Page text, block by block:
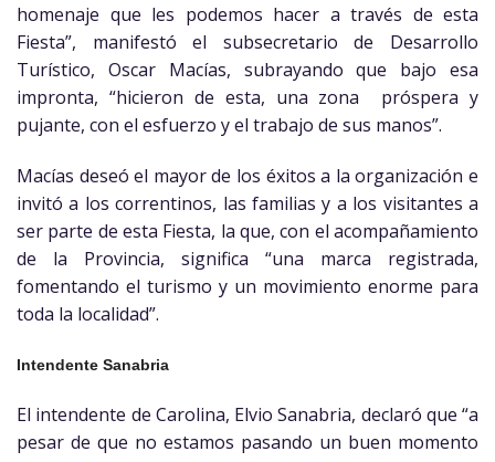
homenaje que les podemos hacer a través de esta
Fiesta”, manifestó el subsecretario de Desarrollo
Turístico, Oscar Macías, subrayando que bajo esa
impronta, “hicieron de esta, una zona próspera y
pujante, con el esfuerzo y el trabajo de sus manos”.
Macías deseó el mayor de los éxitos a la organización e
invitó a los correntinos, las familias y a los visitantes a
ser parte de esta Fiesta, la que, con el acompañamiento
de la Provincia, significa “una marca registrada,
fomentando el turismo y un movimiento enorme para
toda la localidad”.
Intendente Sanabria
El intendente de Carolina, Elvio Sanabria, declaró que “a
pesar de que no estamos pasando un buen momento